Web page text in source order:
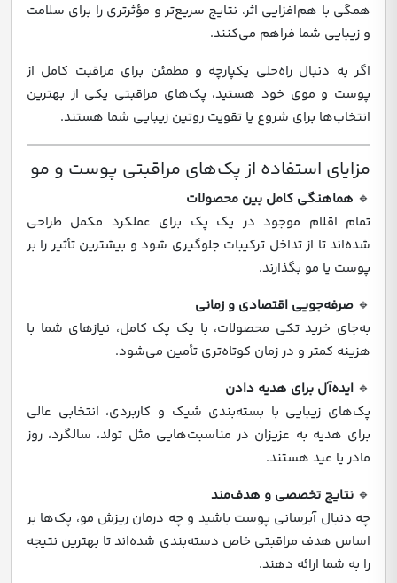
همگی با هم‌افزایی اثر، نتایج سریع‌تر و مؤثرتری را برای سلامت
و زیبایی شما فراهم می‌کنند.
اگر به دنبال راه‌حلی یکپارچه و مطمئن برای مراقبت کامل از
پوست و موی خود هستید، پک‌های مراقبتی یکی از بهترین
انتخاب‌ها برای شروع یا تقویت روتین زیبایی شما هستند.
مزایای استفاده از پک‌های مراقبتی پوست و مو
🔹 هماهنگی کامل بین محصولات
تمام اقلام موجود در یک پک برای عملکرد مکمل طراحی
شده‌اند تا از تداخل ترکیبات جلوگیری شود و بیشترین تأثیر را بر
پوست یا مو بگذارند.
🔹 صرفه‌جویی اقتصادی و زمانی
به‌جای خرید تکی محصولات، با یک پک کامل، نیازهای شما با
هزینه کمتر و در زمان کوتاه‌تری تأمین می‌شود.
🔹 ایده‌آل برای هدیه دادن
پک‌های زیبایی با بسته‌بندی شیک و کاربردی، انتخابی عالی
برای هدیه به عزیزان در مناسبت‌هایی مثل تولد، سالگرد، روز
مادر یا عید هستند.
🔹 نتایج تخصصی و هدف‌مند
چه دنبال آبرسانی پوست باشید و چه درمان ریزش مو، پک‌ها بر
اساس هدف مراقبتی خاص دسته‌بندی شده‌اند تا بهترین نتیجه
را به شما ارائه دهند.